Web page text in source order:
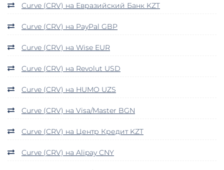
Curve (CRV) на Евразийский Банк KZT
Curve (CRV) на PayPal GBP
Curve (CRV) на Wise EUR
Curve (CRV) на Revolut USD
Curve (CRV) на HUMO UZS
Curve (CRV) на Visa/Master BGN
Curve (CRV) на Центр Кредит KZT
Curve (CRV) на Alipay CNY